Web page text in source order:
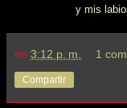
y mis
en 3:12 p. m. 1
Compartir